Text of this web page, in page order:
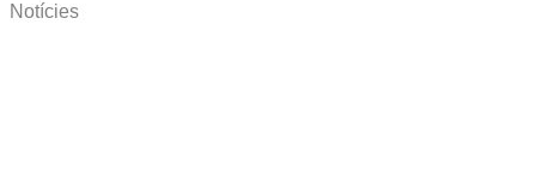
Notícies